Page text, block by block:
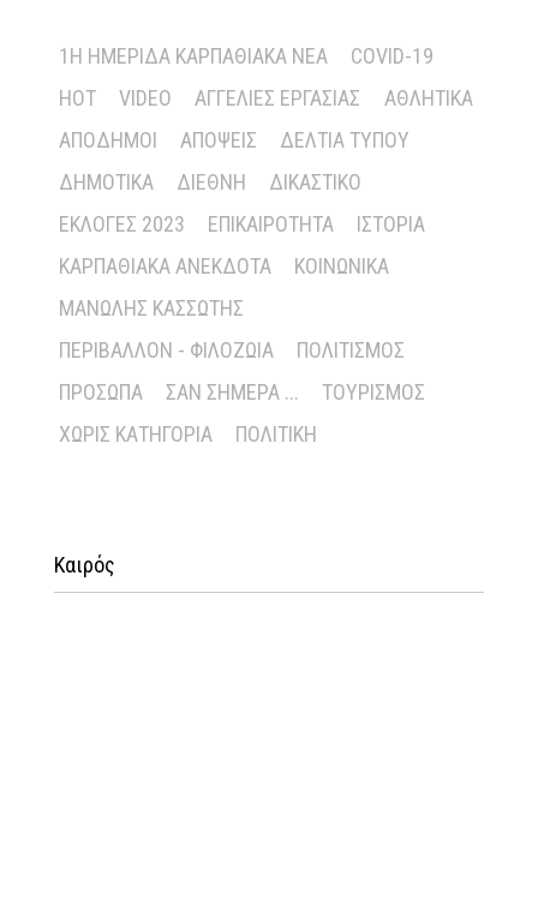
1Η ΗΜΕΡΊΔΑ ΚΑΡΠΑΘΙΑΚΆ ΝΈΑ
COVID-19
HOT
VIDEO ΑΓΓΕΛΊΕΣ ΕΡΓΑΣΊΑΣ
ΑΘΛΗΤΙΚΆ
ΑΠΌΔΗΜΟΙ
ΑΠΌΨΕΙΣ
ΔΕΛΤΊΑ ΤΎΠΟΥ
ΔΗΜΟΤΙΚΆ
ΔΙΕΘΝΉ
ΔΙΚΑΣΤΙΚΌ
ΕΚΛΟΓΈΣ 2023
ΕΠΙΚΑΙΡΌΤΗΤΑ
ΙΣΤΟΡΊΑ
ΚΑΡΠΑΘΙΑΚΆ ΑΝΈΚΔΟΤΑ
ΚΟΙΝΩΝΙΚΆ
ΜΑΝΏΛΗΣ ΚΑΣΣΏΤΗΣ
ΠΕΡΙΒΆΛΛΟΝ - ΦΙΛΟΖΩΊΑ
ΠΟΛΙΤΙΣΜΌΣ
ΠΡΌΣΩΠΑ
ΣΑΝ ΣΉΜΕΡΑ ...
ΤΟΥΡΙΣΜΌΣ
ΧΩΡΊΣ ΚΑΤΗΓΟΡΊΑ
ΠΟΛΙΤΙΚΉ
Καιρός